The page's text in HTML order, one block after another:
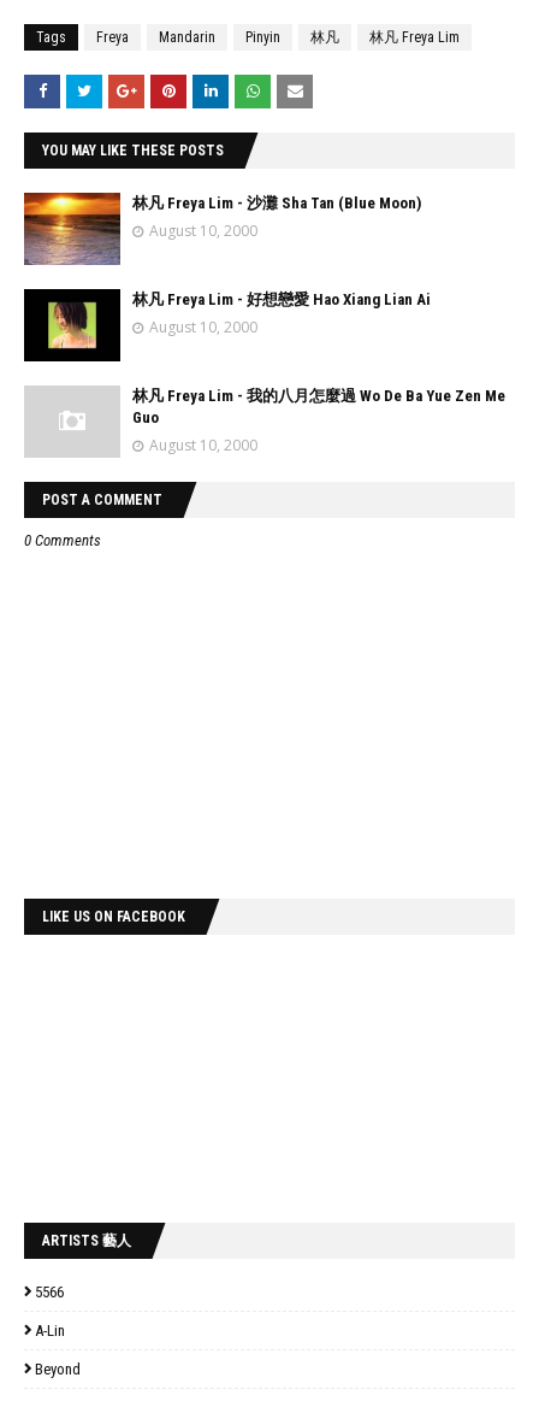
Tags Freya Mandarin Pinyin 林凡 林凡 Freya Lim
YOU MAY LIKE THESE POSTS
林凡 Freya Lim - 沙灘 Sha Tan (Blue Moon)
August 10, 2000
林凡 Freya Lim - 好想戀愛 Hao Xiang Lian Ai
August 10, 2000
林凡 Freya Lim - 我的八月怎麼過 Wo De Ba Yue Zen Me
Guo
August 10, 2000
POST A COMMENT
0 Comments
LIKE US ON FACEBOOK
ARTISTS 藝人
5566
A-Lin
Beyond